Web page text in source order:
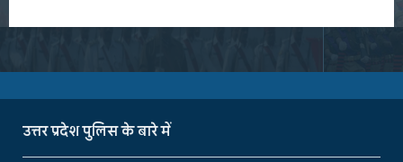
उत्तर प्रदेश पुलिस के बारे में